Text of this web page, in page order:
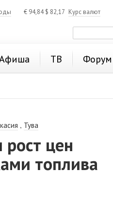
€ 94,84$ 82,17 Курс валют
ТВ Форум
, Тува
цен
топлива